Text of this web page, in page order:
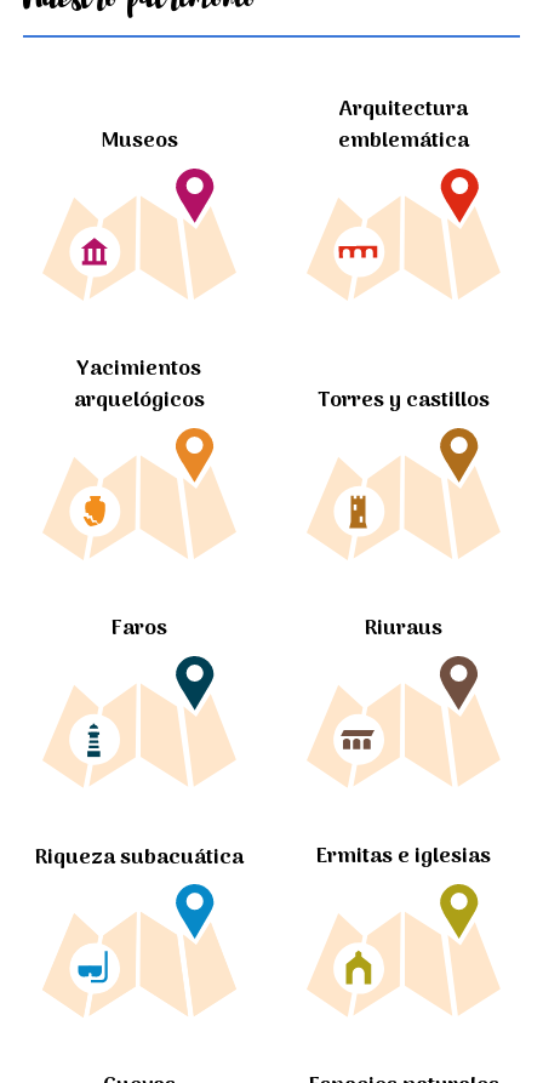
Museos
Arquitectura
emblemática
Yacimientos
arquelógicos
Torres y castillos
Faros Riuraus
Riqueza subacuática Ermitas e iglesias